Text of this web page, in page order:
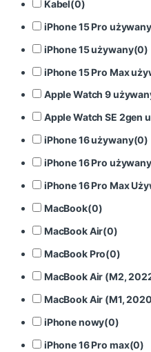
Kabel(0)
iPhone 15 Pro używany
iPhone 15 używany(0)
iPhone 15 Pro Max
Apple Watch 9
Apple Watch SE 2gen
iPhone 16 używany(0)
iPhone 16 Pro używany
iPhone 16 Pro Max
MacBook(0)
MacBook Air(0)
MacBook Pro(0)
MacBook Air (M2,
MacBook Air (M1,
iPhone nowy(0)
iPhone 16 Pro max(0)